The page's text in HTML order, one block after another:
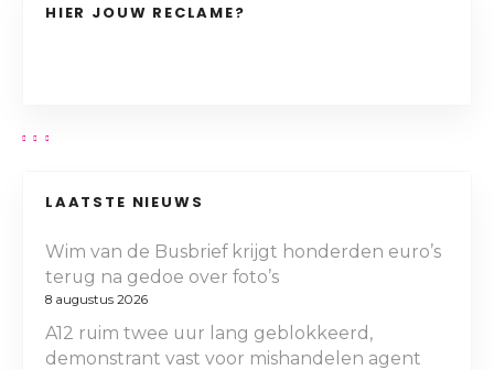
HIER JOUW RECLAME?
LAATSTE NIEUWS
Wim van de Busbrief krijgt honderden euro’s
terug na gedoe over foto’s
8 augustus 2026
A12 ruim twee uur lang geblokkeerd,
demonstrant vast voor mishandelen agent